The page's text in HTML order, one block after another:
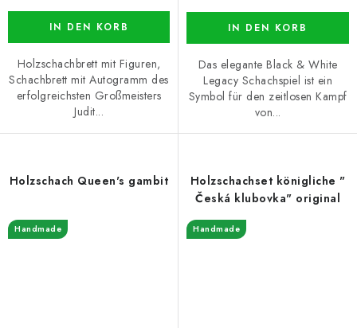
IN DEN KORB
Holzschachbrett mit Figuren,
Schachbrett mit Autogramm des
erfolgreichsten Großmeisters
Judit...
IN DEN KORB
Das elegante Black & White
Legacy Schachspiel ist ein
Symbol für den zeitlosen Kampf
von...
Holzschach Queen's gambit
Handmade
Holzschachset königliche "
Česká klubovka" original
Handmade